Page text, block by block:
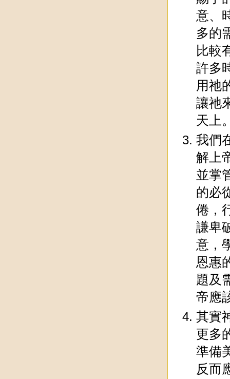
意、
多的
比較
許多
用祂
讓祂
天上
我們
解上
並掌
的必
倦，
謙卑
意，
恩惠
題及
帝應
其實
更多
準備
反而